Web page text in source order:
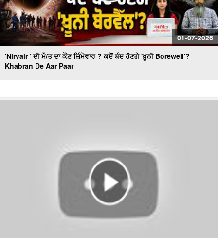
01-07-2026
'Nirvair ' ਦੀ ਮੌ/ਤ ਦਾ ਕੌਣ ਜ਼ਿੰਮੇਵਾਰ ? ਕਦੋਂ ਬੰਦ ਹੋਣਗੇ 'ਖ਼ੂਨੀ Borewell'?
Khabran De Aar Paar